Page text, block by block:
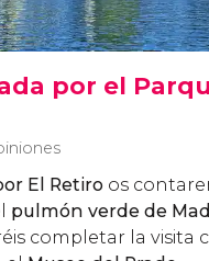
por el
El Retiro os
pulmón verde de
completar la visita